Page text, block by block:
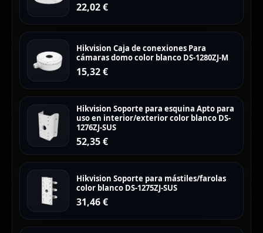
22,02€
Hikvision Caja de conexiones Para
cámaras domo color blanco DS-1280ZJ-M
15,32€
Hikvision Soporte para esquina Apto para
uso en interior/exterior color blanco DS-
1276ZJ-SUS
52,35€
Hikvision Soporte para mástiles/farolas
color blanco DS-1275ZJ-SUS
31,46€